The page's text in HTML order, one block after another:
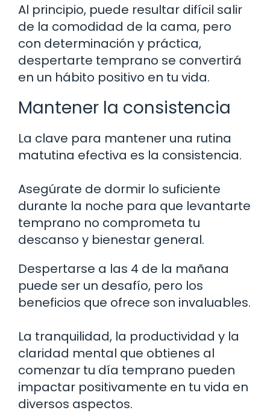
Al principio, puede resultar difícil salir
de la comodidad de la cama, pero
con determinación y práctica,
despertarte temprano se convertirá
en un hábito positivo en tu vida.
Mantener la consistencia
La clave para mantener una rutina
matutina efectiva es la consistencia.
Asegúrate de dormir lo suficiente
durante la noche para que levantarte
temprano no comprometa tu
descanso y bienestar general.
Despertarse a las 4 de la mañana
puede ser un desafío, pero los
beneficios que ofrece son invaluables.
La tranquilidad, la productividad y la
claridad mental que obtienes al
comenzar tu día temprano pueden
impactar positivamente en tu vida en
diversos aspectos.